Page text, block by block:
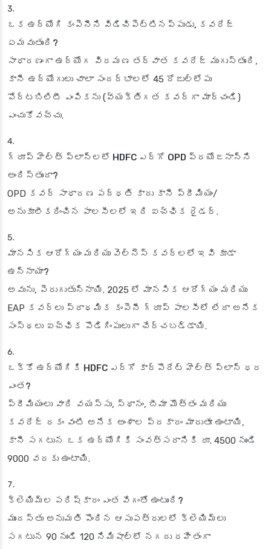
ఒక ఉద్యోగి కంపెనీని విడిచిపెట్టినప్పుడు, కవరేజ్
ఏమవుతుంది?
సాధారణంగా ఉద్యోగ విరమణ తర్వాత కవరేజ్ ముగుస్తుంది,
కానీ ఉద్యోగులు చాలా సందర్భాలలో 45 రోజుల్లోపు
పోర్టబిలిటీ ఎంపికను (వ్యక్తిగత కవర్‌గా మార్చండి)
ఎంచుకోవచ్చు.
గ్రూప్ హెల్త్ ప్లాన్లలో HDFC ఎర్గో OPD ప్రయోజనాన్ని
అందిస్తుందా?
OPD కవర్ సాధారణ పద్ధతి కాదు కానీ ప్రీమియం/
అనుకూలీకరించిన పాలసీలలో ఇది ఐచ్ఛిక రైడర్.
మానసిక ఆరోగ్యం మరియు వెల్నెస్ కవర్లలో ఇవి కూడా
ఉన్నాయా?
అవును, పెరుగుతున్నాయి. 2025 లో మానసిక ఆరోగ్యం మరియు
EAP కవర్లు ప్రాథమిక కంపెనీ గ్రూప్ పాలసీలో లేదా అనేక
సంస్థలు ఐచ్ఛిక పొడిగింపులుగా చేర్చబడ్డాయి.
ఒక్కో ఉద్యోగికి HDFC ఎర్గో కార్పొరేట్ హెల్త్ ప్లాన్ ధర
ఎంత?
ప్రీమియంలు వారి వయస్సు, స్థానం, బీమా మొత్తం మరియు
కవరేజ్ రకం వంటి అనేక అంశాల ప్రకారం మారుతూ ఉంటాయి,
కానీ సగటున ఒక ఉద్యోగికి సంవత్సరానికి రూ. 4500 నుండి
9000 వరకు ఉంటాయి.
క్లెయిమ్‌ల పరిష్కారం ఎంత వేగంతో ఉంటుంది?
ముందస్తు అనుమతి పొందిన ఆసుపత్రులలో క్లెయిమ్‌లు
సగటున 90 నుండి 120 నిమిషాల్లో నగదు రహితంగా